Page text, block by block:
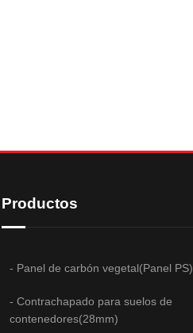
Productos
- Panel de carbón vegetal(Panel PS)
- Contrachapado para suelos de
contenedores(28mm)